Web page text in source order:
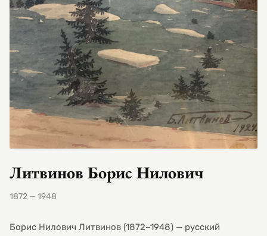
Литвинов Борис Нилович
1872 — 1948
Борис Нилович Литвинов (1872–1948) — русский